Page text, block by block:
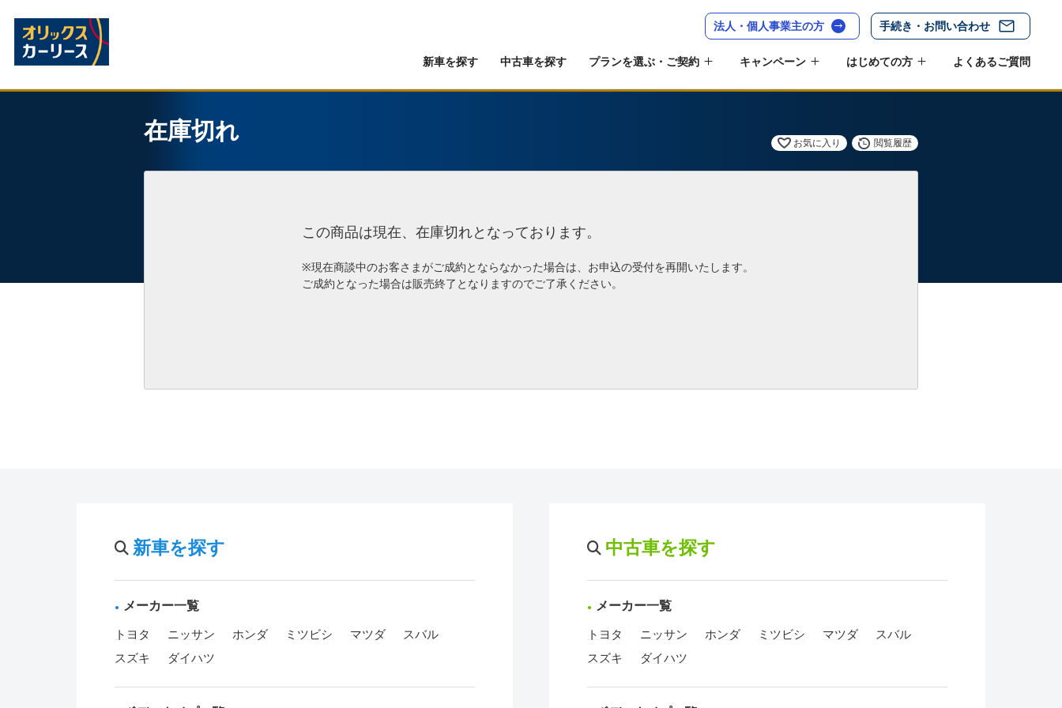
法人・個人事業主の方 手続き・お問い合わせ
新車を探す 中古車を探す プランを選ぶ・ご契約 キャンペーン はじめての方 よくあるご質問
在庫切れ お気に入り 閲覧履歴
この商品は現在、在庫切れとなっております。
※現在商談中のお客さまがご成約とならなかった場合は、お申込の受付を再開いたします。
ご成約となった場合は販売終了となりますのでご了承ください。
新車を探す
メーカー一覧
トヨタ ニッサン ホンダ ミツビシ マツダ
スバル
スズキ
ダイハツ
中古車を探す
メーカー一覧
トヨタ ニッサン ホンダ ミツビシ マツダ
スバル
スズキ
ダイハツ